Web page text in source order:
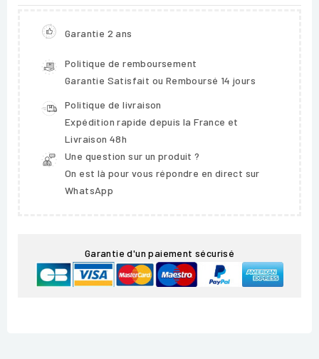
Garantie 2 ans
Politique de remboursement
Garantie Satisfait ou Remboursé 14 jours
Politique de livraison
Expédition rapide depuis la France et
Livraison 48h
Une question sur un produit ?
On est là pour vous répondre en direct sur
WhatsApp
Garantie d'un paiement sécurisé